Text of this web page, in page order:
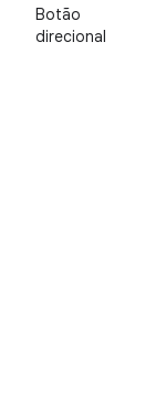
Botão
direcional